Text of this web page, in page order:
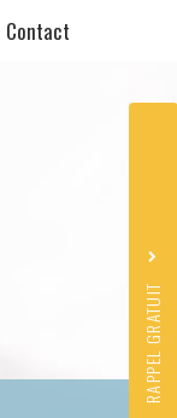
Contact
RAPPEL GRATUIT
politique de
Quel code est dissimulé dans